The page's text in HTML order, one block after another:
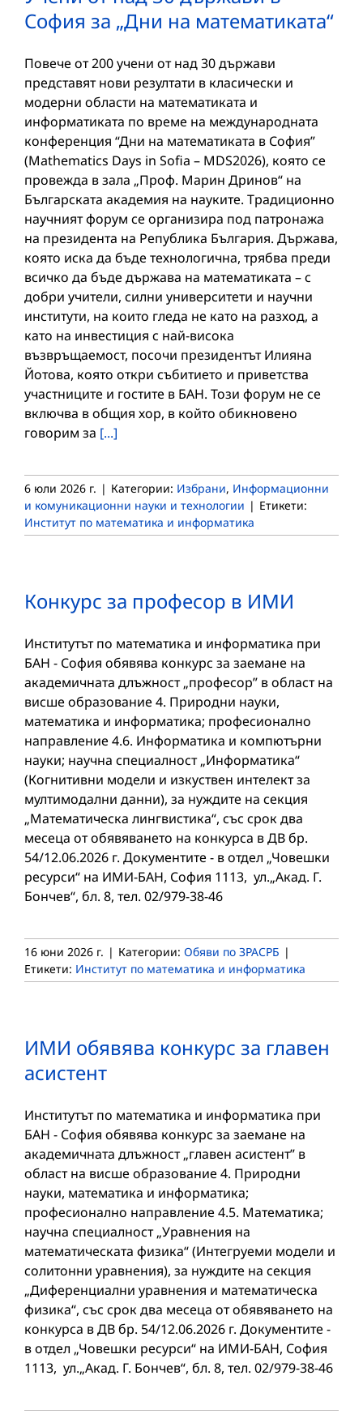
София за „Дни на математиката“
Повече от 200 учени от над 30 държави
представят нови резултати в класически и
модерни области на математиката и
информатиката по време на международната
конференция “Дни на математиката в София”
(Mathematics Days in Sofia – MDS2026), която се
провежда в зала „Проф. Марин Дринов“ на
Българската академия на науките. Традиционно
научният форум се организира под патронажа
на президента на Република България. Държава,
която иска да бъде технологична, трябва преди
всичко да бъде държава на математиката – с
добри учители, силни университети и научни
институти, на които гледа не като на разход, а
като на инвестиция с най-висока
възвръщаемост, посочи президентът Илияна
Йотова, която откри събитието и приветства
участниците и гостите в БАН. Този форум не се
включва в общия хор, в който обикновено
говорим за [...]
6 юли 2026 г. | Категории: Избрани, Информационни
и комуникационни науки и технологии | Етикети:
Институт по математика и информатика
Конкурс за професор в ИМИ
Институтът по математика и информатика при
БАН - София обявява конкурс за заемане на
академичната длъжност „професор” в област на
висше образование 4. Природни науки,
математика и информатика; професионално
направление 4.6. Информатика и компютърни
науки; научна специалност „Информатика“
(Когнитивни модели и изкуствен интелект за
мултимодални данни), за нуждите на секция
„Математическа лингвистика“, със срок два
месеца от обявяването на конкурса в ДВ бр.
54/12.06.2026 г. Документите - в отдел „Човешки
ресурси“ на ИМИ-БАН, София 1113, ул.„Акад. Г.
Бончев“, бл. 8, тел. 02/979-38-46
16 юни 2026 г. | Категории: Обяви по ЗРАСРБ |
Етикети: Институт по математика и информатика
ИМИ обявява конкурс за главен
асистент
Институтът по математика и информатика при
БАН - София обявява конкурс за заемане на
академичната длъжност „главен асистент” в
област на висше образование 4. Природни
науки, математика и информатика;
професионално направление 4.5. Математика;
научна специалност „Уравнения на
математическата физика“ (Интегруеми модели и
солитонни уравнения), за нуждите на секция
„Диференциални уравнения и математическа
физика“, със срок два месеца от обявяването на
конкурса в ДВ бр. 54/12.06.2026 г. Документите -
в отдел „Човешки ресурси“ на ИМИ-БАН, София
1113, ул.„Акад. Г. Бончев“, бл. 8, тел. 02/979-38-46